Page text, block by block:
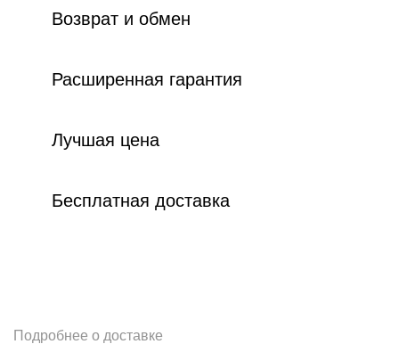
Возврат и обмен
Расширенная гарантия
Лучшая цена
Бесплатная доставка
Подробнее о доставке